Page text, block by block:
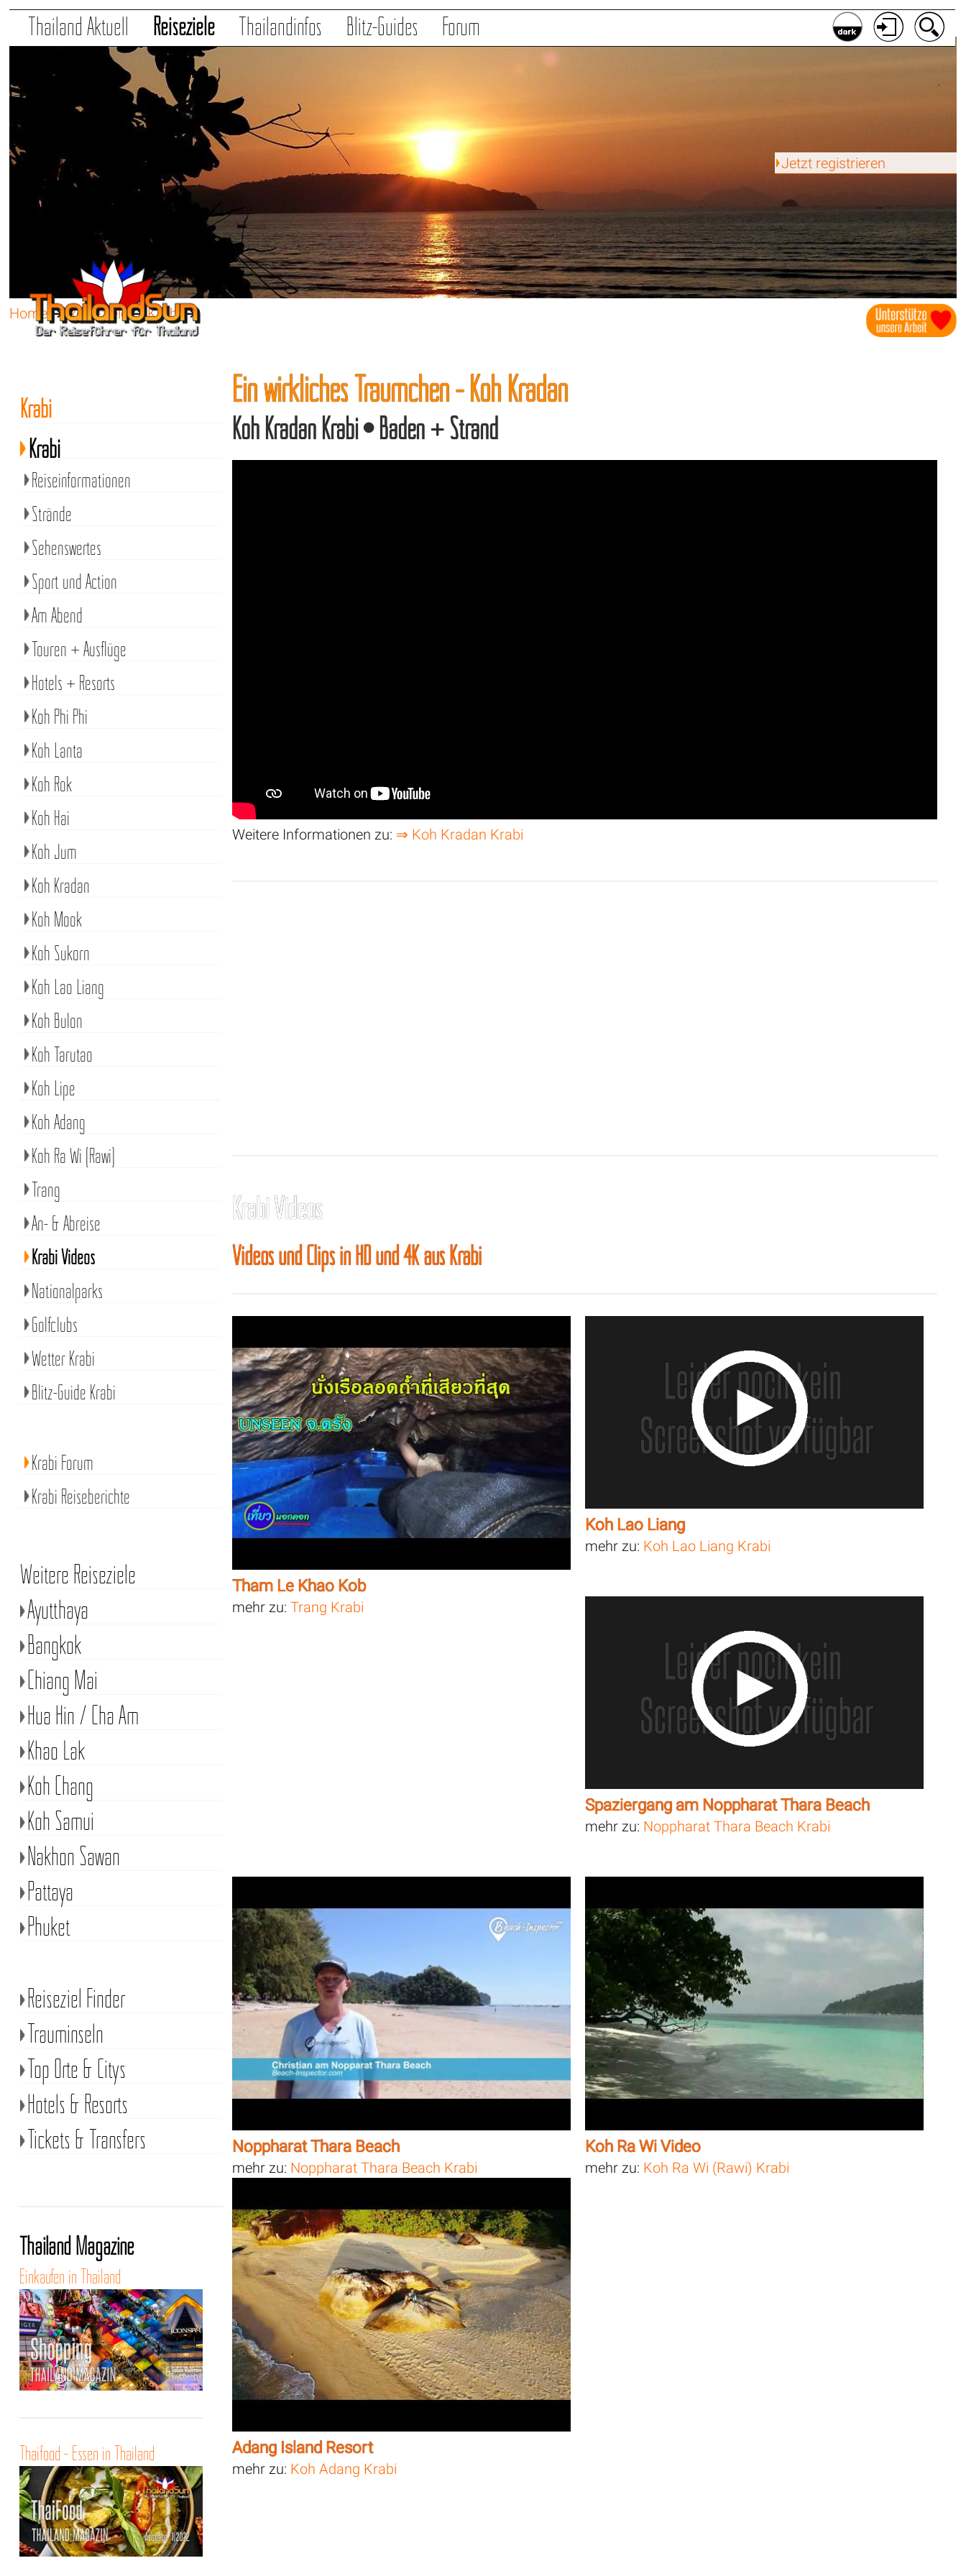
Thailand Aktuell Reiseziele Thailandinfos Blitz-Guides Forum
Jetzt registrieren
Home➔Reiseziele➔Krabi➔
Ein wirkliches Träumchen - Koh Kradan
Koh Kradan Krabi • Baden + Strand
Weitere Informationen zu: ⇒ Koh Kradan Krabi
Krabi Videos
Videos und Clips in HD und 4K aus Krabi
Tham Le Khao Kob
mehr zu:Trang Krabi
Koh Lao Liang
mehr zu: Koh Lao Liang Krabi
Spaziergang am Noppharat Thara Beach
mehr zu: Noppharat Thara Beach Krabi
Noppharat Thara Beach
mehr zu: Noppharat Thara Beach Krabi
Koh Ra Wi Video
mehr zu: Koh Ra Wi (Rawi) Krabi
Adang Island Resort
mehr zu: Koh Adang Krabi
Krabi
Krabi
Reiseinformationen
Strände
Sehenswertes
Sport und Action
Am Abend
Touren + Ausflüge
Hotels + Resorts
Koh Phi Phi
Koh Lanta
Koh Rok
Koh Hai
Koh Jum
Koh Kradan
Koh Mook
Koh Sukorn
Koh Lao Liang
Koh Bulon
Koh Tarutao
Koh Lipe
Koh Adang
Koh Ra Wi (Rawi)
Trang
An- & Abreise
Krabi Videos
Nationalparks
Golfclubs
Wetter Krabi
Blitz-Guide Krabi
Krabi Forum
Krabi Reiseberichte
Weitere Reiseziele
Ayutthaya
Bangkok
Chiang Mai
Hua Hin / Cha Am
Khao Lak
Koh Chang
Koh Samui
Nakhon Sawan
Pattaya
Phuket
Reiseziel Finder
Trauminseln
Top Orte & Citys
Hotels & Resorts
Tickets & Transfers
Thailand Magazine
Einkaufen in Thailand
Thaifood - Essen in Thailand